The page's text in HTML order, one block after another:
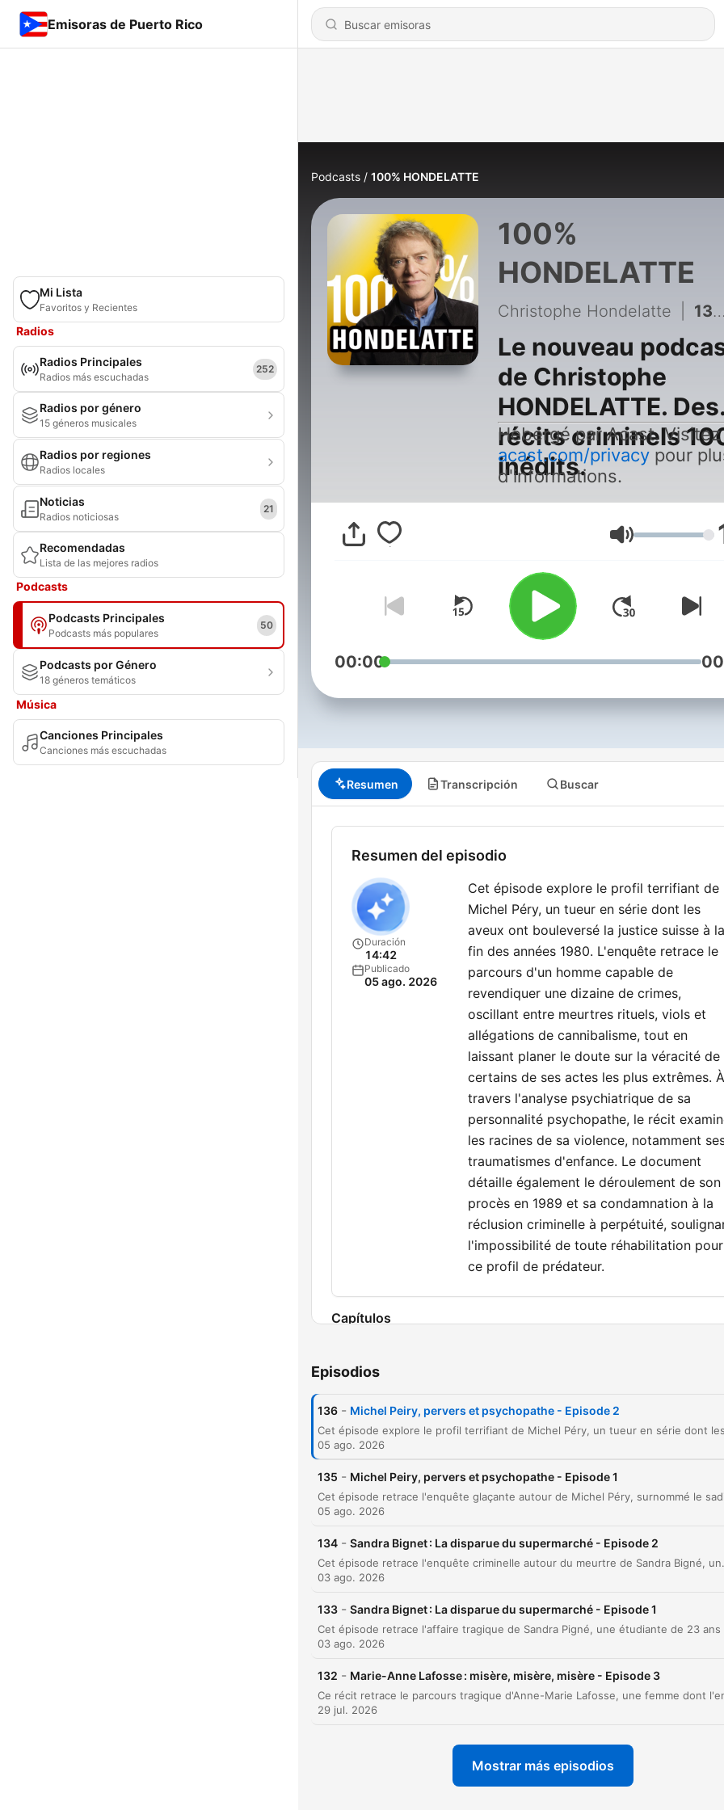
Emisoras de Puerto Rico
Mi Lista
Favoritos y Recientes
Radios
Radios Principales
Radios más escuchadas
252
Radios por género
15 géneros musicales
Radios por regiones
Radios locales
Noticias
Radios noticiosas
21
Recomendadas
Lista de las mejores radios
Podcasts
Podcasts Principales
Podcasts más populares
50
Podcasts por Género
18 géneros temáticos
Música
Canciones Principales
Canciones más escuchadas
Podcasts 100% HONDELATTE
100%
HONDELATTE
Christophe Hondelatte 136 - Michel Peiry, pervers et psychopathe - Episode 2
Le nouveau
de Christophe
HONDELATTE. Des
récits criminels
inédits.
Hébergé par Acast. Visitez
acast.com/privacypour
d'informations.
Volumen
00:00
Resumen Transcripción Buscar
Resumen del episodio
Duración
14:42
Publicado
05 ago. 2026
Cet épisode explore le profil terrifiant de
Michel Péry, un tueur en série dont les
aveux ont bouleversé la justice suisse à la
fin des années 1980. L'enquête retrace le
parcours d'un homme capable de
revendiquer une dizaine de crimes,
oscillant entre meurtres rituels, viols et
allégations de cannibalisme, tout en
laissant planer le doute sur la véracité de
certains de ses actes les plus extrêmes. À
travers l'analyse psychiatrique de sa
personnalité psychopathe, le récit
les racines de sa violence, notamment
traumatismes d'enfance. Le document
détaille également le déroulement de son
procès en 1989 et sa condamnation à la
réclusion criminelle à perpétuité,
l'impossibilité de toute réhabilitation pour
ce profil de prédateur.
Capítulos
00:02:31 Des aveux hallucinants : de la Floride à
00:04:25
00:06:06 Les crimes en Suisse et les indices physiques
00:08:09 Analyse psychiatrique : la psychopathie
Le procès de 1989 et le verdict
Haz clic en un capítulo para ir directamente a ese momento
Destacados
Je l'ai pris en stop et j'ai brûlé son corps à Piascal, je
crois, oui, Piascal, près d'une rivière.
Episodios
136 - Michel Peiry, pervers et psychopathe - Episode 2
05 ago. 2026
135 - Michel Peiry, pervers et psychopathe - Episode 1
05 ago. 2026
134 - Sandra Bignet : La disparue du supermarché - Episode 2
Cet épisode retrace l'enquête criminelle autour du meurtre de Sandra Bigné,
03 ago. 2026
133 - Sandra Bignet : La disparue du supermarché - Episode 1
03 ago. 2026
132 - Marie-Anne Lafosse : misère, misère, misère - Episode 3
29 jul. 2026
Mostrar más episodios